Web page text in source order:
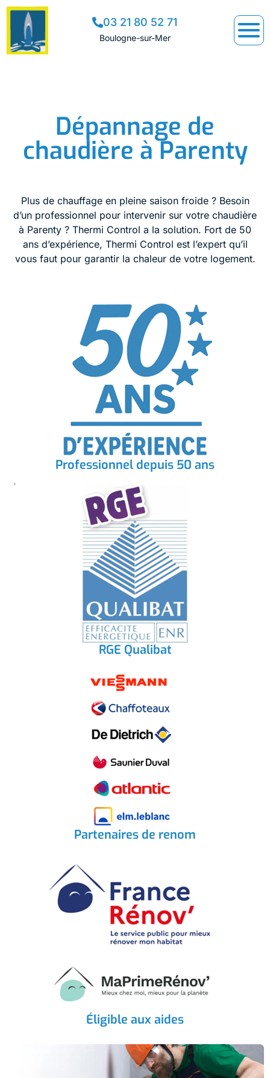
03 21 80 52 71
Boulogne-sur-Mer
Dépannage de
chaudière à Parenty
Plus de chauffage en pleine saison froide ? Besoin
d’un professionnel pour intervenir sur votre chaudière
à Parenty ? Thermi Control a la solution. Fort de 50
ans d’expérience, Thermi Control est l’expert qu’il
vous faut pour garantir la chaleur de votre logement.
Professionnel depuis 50 ans
RGE Qualibat
Partenaires de renom
Éligible aux aides